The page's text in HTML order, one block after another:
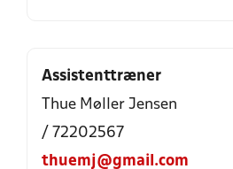
Assistenttræner
Thue Møller Jensen
/ 72202567
thuemj@gmail.com